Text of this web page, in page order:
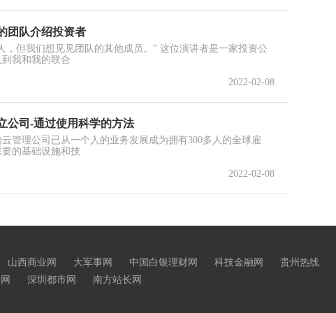
团队介绍投资者
，但我们想见见团队的其他成员。” 这位演讲者是一家投资公
我和我的联合
2022-02-08
公司-通过使用科学的方法
管理公司已从一个人的业务发展成为拥有300多人的全球雇
的基础设施和技
2022-02-08
山西商业网 大军事网 中国白银理财网 科技金融网 贵州热线
深圳都市网 南方站长网